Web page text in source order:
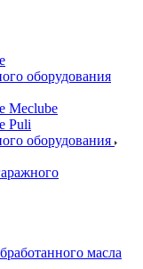
оборудования
Meclube
Puli
оборудования
масла